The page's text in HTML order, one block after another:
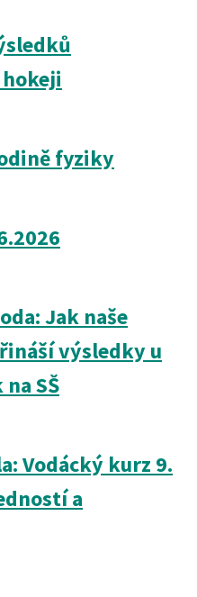
fyziky
Jak naše
výsledky u
SŠ
Vodácký kurz 9.
a